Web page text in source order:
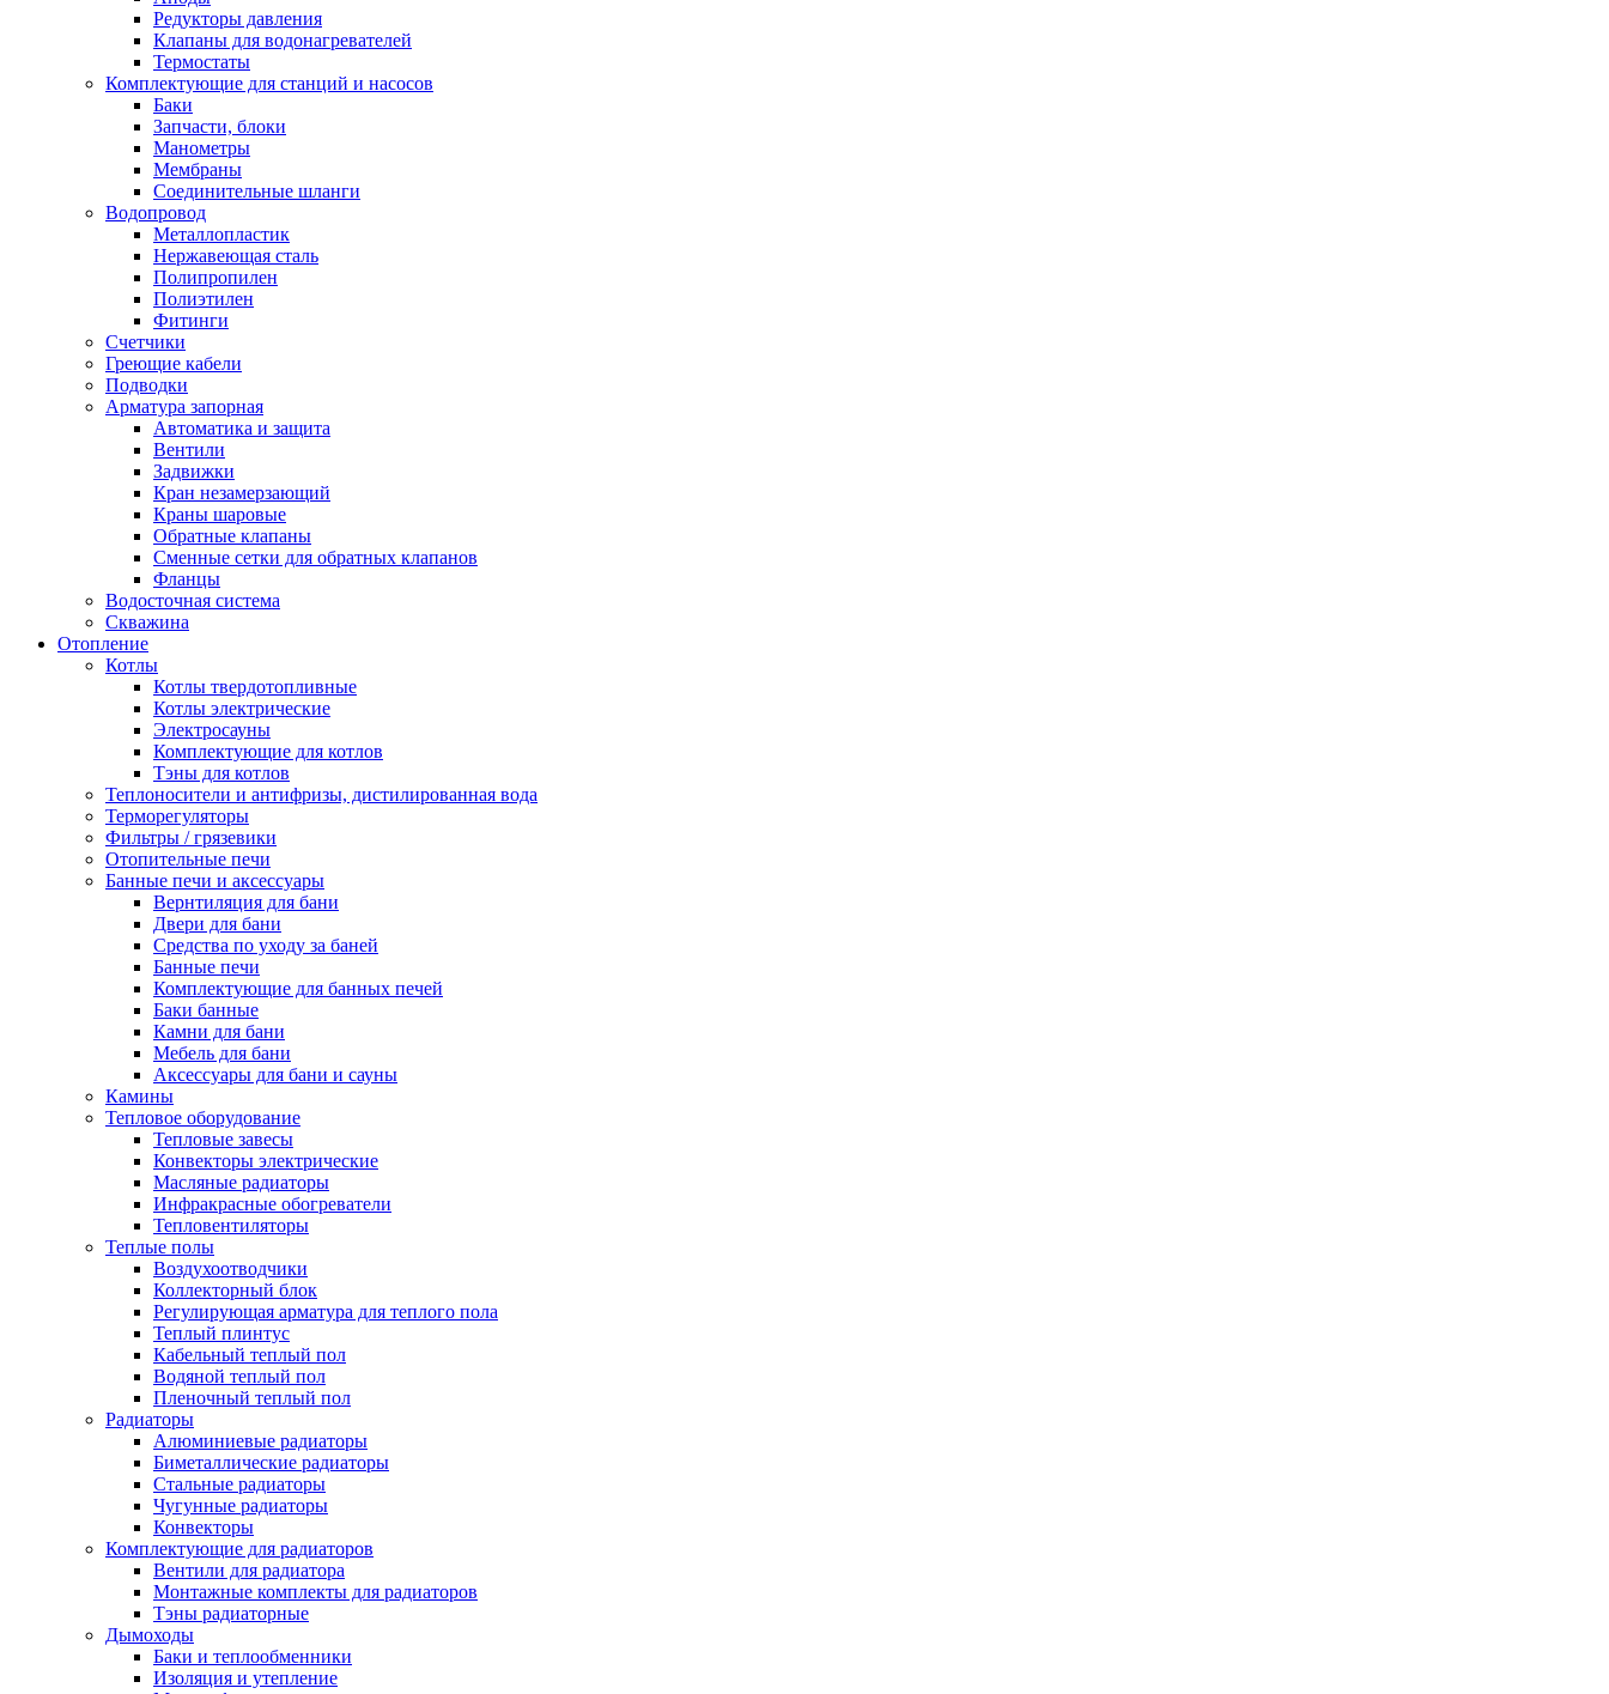
Редукторы давления
Клапаны для водонагревателей
Термостаты
Комплектующие для станций и насосов
Баки
Запчасти, блоки
Манометры
Мембраны
Соединительные шланги
Водопровод
Металлопластик
Нержавеющая сталь
Полипропилен
Полиэтилен
Фитинги
Счетчики
Греющие кабели
Подводки
Арматура запорная
Автоматика и защита
Вентили
Задвижки
Кран незамерзающий
Краны шаровые
Обратные клапаны
Сменные сетки для обратных клапанов
Фланцы
Водосточная система
Скважина
Отопление
Котлы
Котлы твердотопливные
Котлы электрические
Электросауны
Комплектующие для котлов
Тэны для котлов
Теплоносители и антифризы, дистилированная вода
Терморегуляторы
Фильтры / грязевики
Отопительные печи
Банные печи и аксессуары
Вернтиляция для бани
Двери для бани
Средства по уходу за баней
Банные печи
Комплектующие для банных печей
Баки банные
Камни для бани
Мебель для бани
Аксессуары для бани и сауны
Камины
Тепловое оборудование
Тепловые завесы
Конвекторы электрические
Масляные радиаторы
Инфракрасные обогреватели
Тепловентиляторы
Теплые полы
Воздухоотводчики
Коллекторный блок
Регулирующая арматура для теплого пола
Теплый плинтус
Кабельный теплый пол
Водяной теплый пол
Пленочный теплый пол
Радиаторы
Алюминиевые радиаторы
Биметаллические радиаторы
Стальные радиаторы
Чугунные радиаторы
Конвекторы
Комплектующие для радиаторов
Вентили для радиатора
Монтажные комплекты для радиаторов
Тэны радиаторные
Дымоходы
Баки и теплообменники
Изоляция и утепление